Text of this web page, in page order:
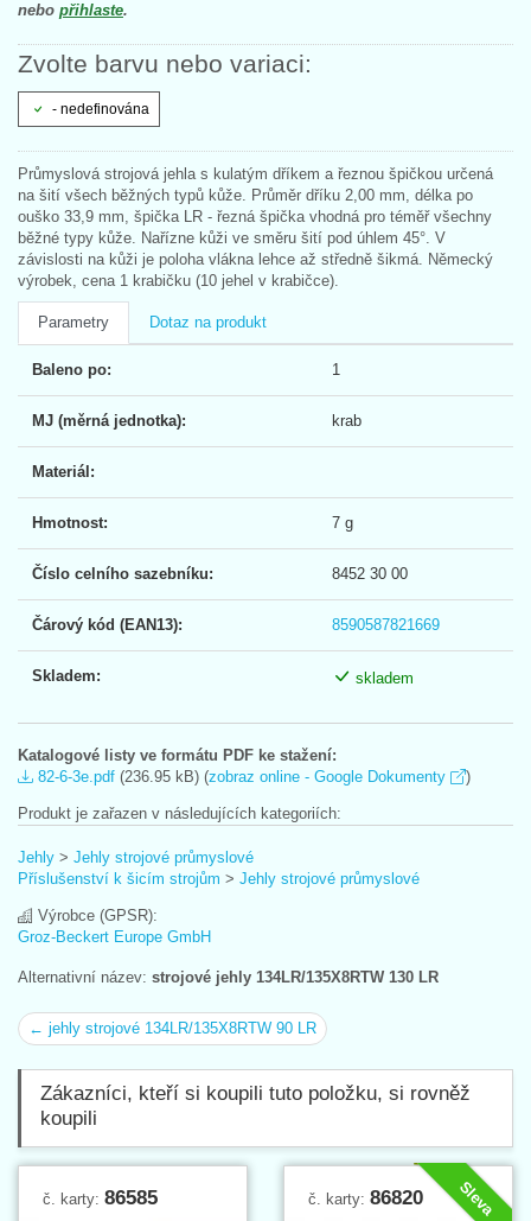
nebo přihlaste.
Zvolte barvu nebo variaci:
- nedefinována
Průmyslová strojová jehla s kulatým dříkem a řeznou špičkou určená
na šití všech běžných typů kůže. Průměr dříku 2,00 mm, délka po
ouško 33,9 mm, špička LR - řezná špička vhodná pro téměř všechny
běžné typy kůže. Nařízne kůži ve směru šití pod úhlem 45°. V
závislosti na kůži je poloha vlákna lehce až středně šikmá. Německý
výrobek, cena 1 krabičku (10 jehel v krabičce).
Parametry Dotaz na produkt
Baleno po: 1
MJ (měrná jednotka): krab
Materiál:
Hmotnost: 7 g
Číslo celního sazebníku: 8452 30 00
Čárový kód (EAN13): 8590587821669
Skladem: skladem
Katalogové listy ve formátu PDF ke stažení:
82-6-3e.pdf (236.95 kB) (zobraz online - Google Dokumenty )
Produkt je zařazen v následujících kategoriích:
Jehly > Jehly strojové průmyslové
Příslušenství k šicím strojům > Jehly strojové průmyslové
Výrobce (GPSR):
Groz-Beckert Europe GmbH
Alternativní název: strojové jehly 134LR/135X8RTW 130 LR
← jehly strojové 134LR/135X8RTW 90 LR
Zákazníci, kteří si koupili tuto položku, si rovněž
koupili
č. karty: 86585 Sleva
č. karty: 86820